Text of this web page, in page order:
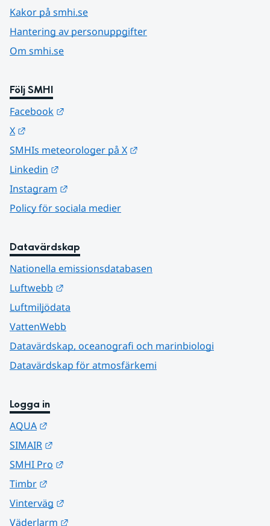
Kakor på smhi.se
Hantering av personuppgifter
Om smhi.se
Följ SMHI
Facebook
X
SMHIs meteorologer på X
Linkedin
Instagram
Policy för sociala medier
Datavärdskap
Nationella emissionsdatabasen
Luftwebb
Luftmiljödata
VattenWebb
Datavärdskap, oceanografi och marinbiologi
Datavärdskap för atmosfärkemi
Logga in
AQUA
SIMAIR
SMHI Pro
Timbr
Vinterväg
Väderlarm